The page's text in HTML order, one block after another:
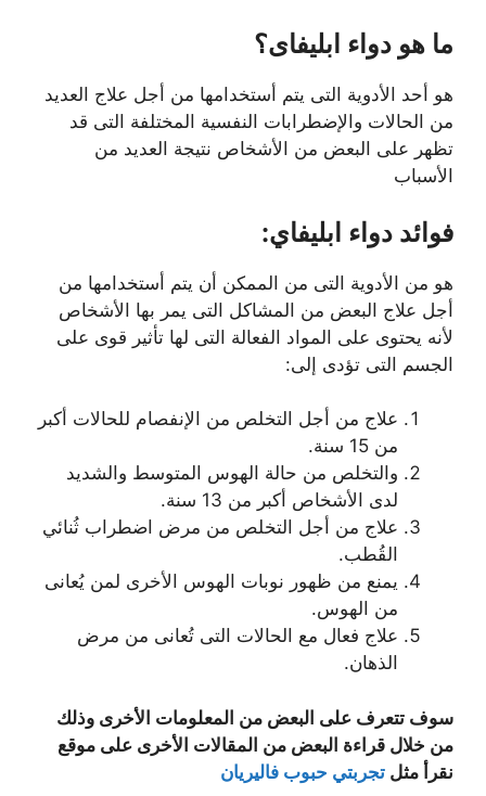
ما هو دواء ابليفاى؟
هو أحد الأدوية التى يتم أستخدامها من أجل علاج العديد
من الحالات والإضطرابات النفسية المختلفة التى قد
تظهر على البعض من الأشخاص نتيجة العديد من
الأسباب
فوائد دواء ابليفاي:
هو من الأدوية التى من الممكن أن يتم أستخدامها من
أجل علاج البعض من المشاكل التى يمر بها الأشخاص
لأنه يحتوى على المواد الفعالة التى لها تأثير قوى على
الجسم التى تؤدى إلى:
علاج من أجل التخلص من الإنفصام للحالات أكبر
من 15 سنة.
والتخلص من حالة الهوس المتوسط والشديد
لدى الأشخاص أكبر من 13 سنة.
علاج من أجل التخلص من مرض اضطراب ثُنائي
القُطب.
يمنع من ظهور نوبات الهوس الأخرى لمن يُعانى
من الهوس.
علاج فعال مع الحالات التى تُعانى من مرض
الذهان.
سوف تتعرف على البعض من المعلومات الأخرى وذلك
من خلال قراءة البعض من المقالات الأخرى على موقع
نقرأ مثل تجربتي حبوب فاليريان